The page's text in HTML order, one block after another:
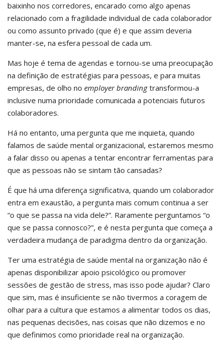
baixinho nos corredores, encarado como algo apenas
relacionado com a fragilidade individual de cada colaborador
ou como assunto privado (que é) e que assim deveria
manter-se, na esfera pessoal de cada um.
Mas hoje é tema de agendas e tornou-se uma preocupação
na definição de estratégias para pessoas, e para muitas
empresas, de olho no employer brandingtransformou-a
inclusive numa prioridade comunicada a potenciais futuros
colaboradores.
Há no entanto, uma pergunta que me inquieta, quando
falamos de saúde mental organizacional, estaremos mesmo
a falar disso ou apenas a tentar encontrar ferramentas para
que as pessoas não se sintam tão cansadas?
É que há uma diferença significativa, quando um colaborador
entra em exaustão, a pergunta mais comum continua a ser
“o que se passa na vida dele?”. Raramente perguntamos “o
que se passa connosco?”, e é nesta pergunta que começa a
verdadeira mudança de paradigma dentro da organização.
Ter uma estratégia de saúde mental na organização não é
apenas disponibilizar apoio psicológico ou promover
sessões de gestão de stress, mas isso pode ajudar? Claro
que sim, mas é insuficiente se não tivermos a coragem de
olhar para a cultura que estamos a alimentar todos os dias,
nas pequenas decisões, nas coisas que não dizemos e no
que definimos como prioridade real na organização.